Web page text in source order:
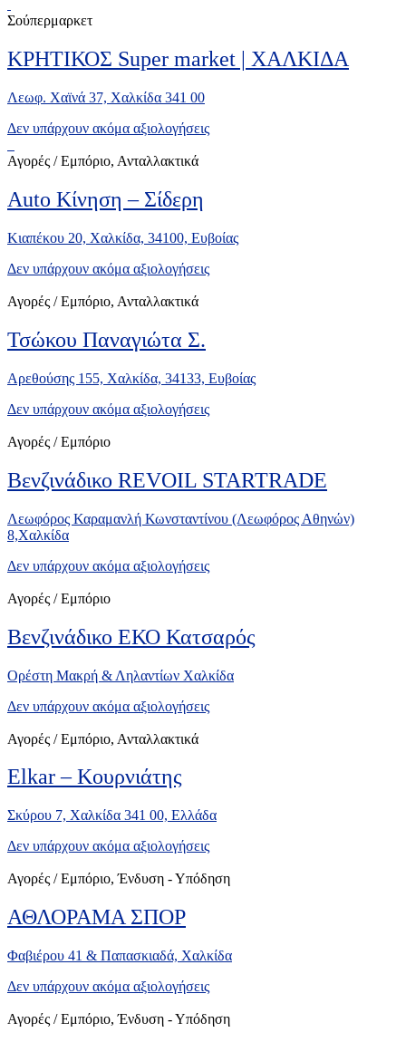
Σούπερμαρκετ
ΚΡΗΤΙΚΟΣ Super market | ΧΑΛΚΙΔΑ
Λεωφ. Χαϊνά 37, Χαλκίδα 341 00
Δεν υπάρχουν ακόμα αξιολογήσεις
Αγορές / Εμπόριο, Ανταλλακτικά
Auto Κίνηση – Σίδερη
Κιαπέκου 20, Χαλκίδα, 34100, Ευβοίας
Δεν υπάρχουν ακόμα αξιολογήσεις
Αγορές / Εμπόριο, Ανταλλακτικά
Τσώκου Παναγιώτα Σ.
Αρεθούσης 155, Χαλκίδα, 34133, Ευβοίας
Δεν υπάρχουν ακόμα αξιολογήσεις
Αγορές / Εμπόριο
Βενζινάδικο REVOIL STARTRADE
Λεωφόρος Καραμανλή Κωνσταντίνου (Λεωφόρος Αθηνών)
8,Χαλκίδα
Δεν υπάρχουν ακόμα αξιολογήσεις
Αγορές / Εμπόριο
Βενζινάδικο ΕΚΟ Κατσαρός
Ορέστη Μακρή & Ληλαντίων Χαλκίδα
Δεν υπάρχουν ακόμα αξιολογήσεις
Αγορές / Εμπόριο, Ανταλλακτικά
Elkar – Κουρνιάτης
Σκύρου 7, Χαλκίδα 341 00, Ελλάδα
Δεν υπάρχουν ακόμα αξιολογήσεις
Αγορές / Εμπόριο, Ένδυση - Υπόδηση
ΑΘΛΟΡΑΜΑ ΣΠΟΡ
Φαβιέρου 41 & Παπασκιαδά, Χαλκίδα
Δεν υπάρχουν ακόμα αξιολογήσεις
Αγορές / Εμπόριο, Ένδυση - Υπόδηση